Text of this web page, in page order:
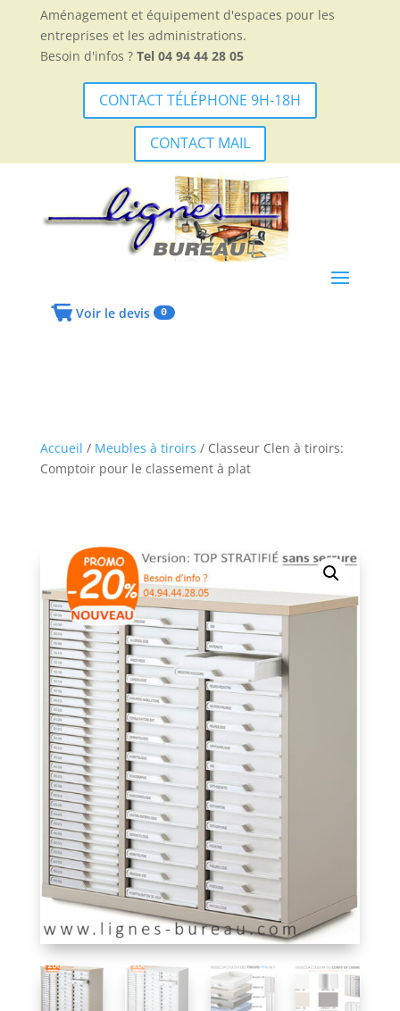
Aménagement et équipement d'espaces pour les
entreprises et les administrations.
Besoin d'infos ? Tel 04 94 44 28 05
CONTACT TÉLÉPHONE 9H-18H
CONTACT MAIL
Voir le devis 0
Accueil / Meubles à tiroirs / Classeur Clen à tiroirs:
Comptoir pour le classement à plat